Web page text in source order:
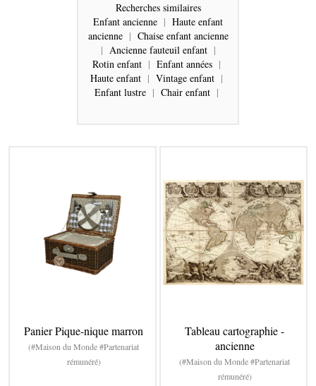
Recherches similaires
Enfant ancienne | Haute enfant
ancienne | Chaise enfant ancienne
| Ancienne fauteuil enfant |
Rotin enfant | Enfant années |
Haute enfant | Vintage enfant |
Enfant lustre | Chair enfant |
Panier Pique-nique marron
(#Maison du Monde #Partenariat
rémunéré)
Tableau cartographie -
ancienne
(#Maison du Monde #Partenariat
rémunéré)